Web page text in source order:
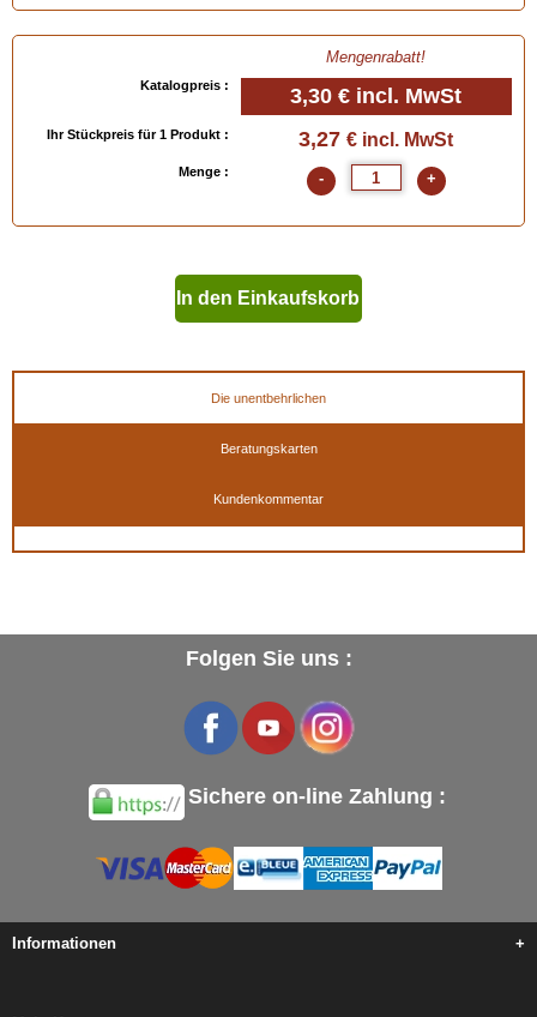
Mengenrabatt!
Katalogpreis : 3,30 € incl. MwSt
Ihr Stückpreis für 1 Produkt : 3,27 € incl. MwSt
Menge : - +
In den Einkaufskorb
Die unentbehrlichen
Beratungskarten
Kundenkommentar
Folgen Sie uns :
Sichere on-line Zahlung :
Informationen +